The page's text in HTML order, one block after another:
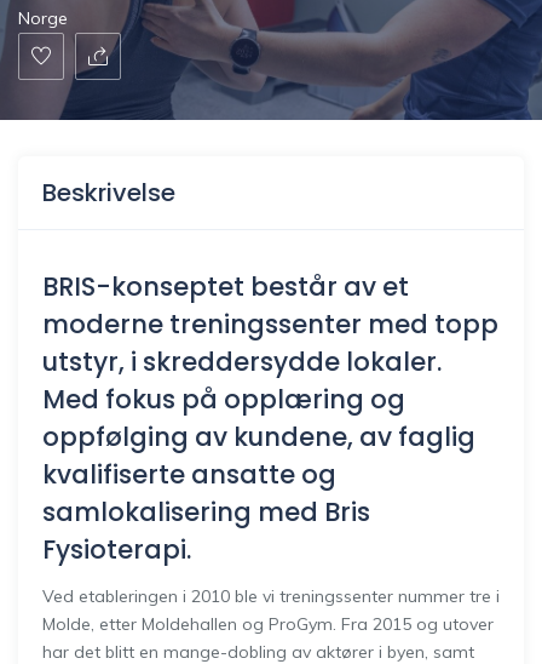
Norge
Beskrivelse
BRIS-konseptet består av et
moderne treningssenter med topp
utstyr, i skreddersydde lokaler.
Med fokus på opplæring og
oppfølging av kundene, av faglig
kvalifiserte ansatte og
samlokalisering med Bris
Fysioterapi.
Ved etableringen i 2010 ble vi treningssenter nummer tre i
Molde, etter Moldehallen og ProGym. Fra 2015 og utover
har det blitt en mange-dobling av aktører i byen, samt